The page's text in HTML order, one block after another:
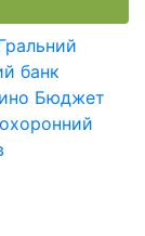
банк
Бюджет